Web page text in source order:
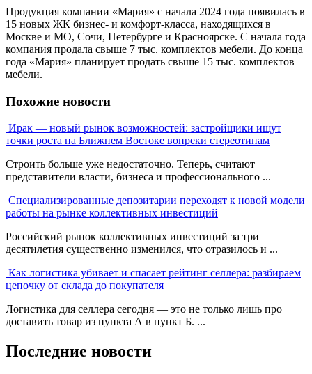
Продукция компании «Мария» с начала 2024 года появилась в
15 новых ЖК бизнес- и комфорт-класса, находящихся в
Москве и МО, Сочи, Петербурге и Красноярске. С начала года
компания продала свыше 7 тыс. комплектов мебели. До конца
года «Мария» планирует продать свыше 15 тыс. комплектов
мебели.
Похожие новости
Ирак — новый рынок возможностей: застройщики ищут
точки роста на Ближнем Востоке вопреки стереотипам
Строить больше уже недостаточно. Теперь, считают
представители власти, бизнеса и профессионального ...
Специализированные депозитарии переходят к новой модели
работы на рынке коллективных инвестиций
Российский рынок коллективных инвестиций за три
десятилетия существенно изменился, что отразилось и ...
Как логистика убивает и спасает рейтинг селлера: разбираем
цепочку от склада до покупателя
Логистика для селлера сегодня — это не только лишь про
доставить товар из пункта А в пункт Б. ...
Последние новости